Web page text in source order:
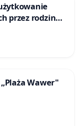
przez rodzinne
Wawer"